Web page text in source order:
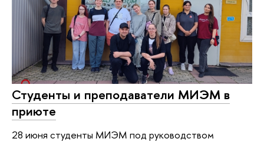
Студенты и преподаватели МИЭМ в
приюте
28 июня студенты МИЭМ под руководством